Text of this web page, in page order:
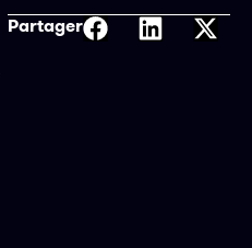
Partager